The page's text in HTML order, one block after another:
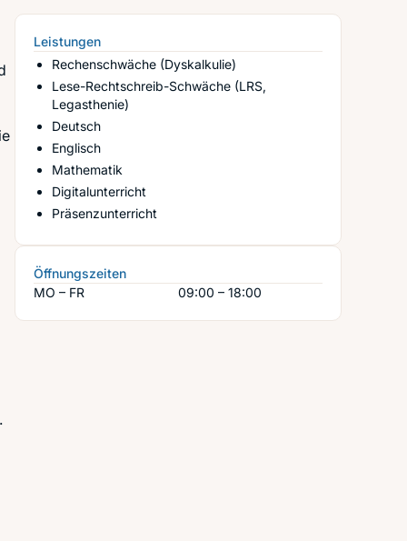
Leistungen
Rechenschwäche (Dyskalkulie)
Lese-Rechtschreib-Schwäche (LRS,
Legasthenie)
Deutsch
Englisch
Mathematik
Digitalunterricht
Präsenzunterricht
Öffnungszeiten
MO – FR
09:00 – 18:00